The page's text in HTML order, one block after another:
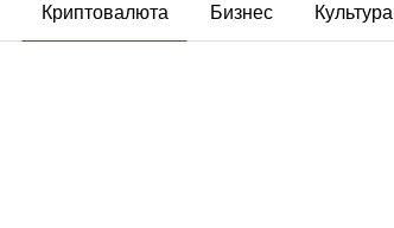
Криптовалюта Бизнес Культура